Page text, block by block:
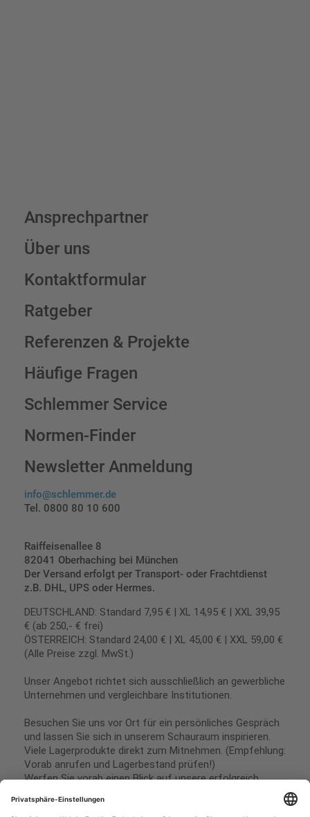
Ansprechpartner
Über uns
Kontaktformular
Ratgeber
Referenzen & Projekte
Häufige Fragen
Schlemmer Service
Normen-Finder
Newsletter Anmeldung
info@schlemmer.de
Tel. 0800 80 10 600
Raiffeisenallee 8
82041 Oberhaching bei München
Der Versand erfolgt per Transport- oder Frachtdienst
z.B. DHL, UPS oder Hermes.
DEUTSCHLAND: Standard 7,95 € | XL 14,95 € | XXL 39,95
€ (ab 250,- € frei)
ÖSTERREICH: Standard 24,00 € | XL 45,00 € | XXL 59,00 €
(Alle Preise zzgl. MwSt.)
Unser Angebot richtet sich ausschließlich an gewerbliche
Unternehmen und vergleichbare Institutionen.
Besuchen Sie uns vor Ort für ein persönliches Gespräch
und lassen Sie sich in unserem Schauraum inspirieren.
Viele Lagerprodukte direkt zum Mitnehmen. (Empfehlung:
Vorab anrufen und Lagerbestand prüfen!)
Werfen Sie vorab einen Blick auf unsere erfolgreich